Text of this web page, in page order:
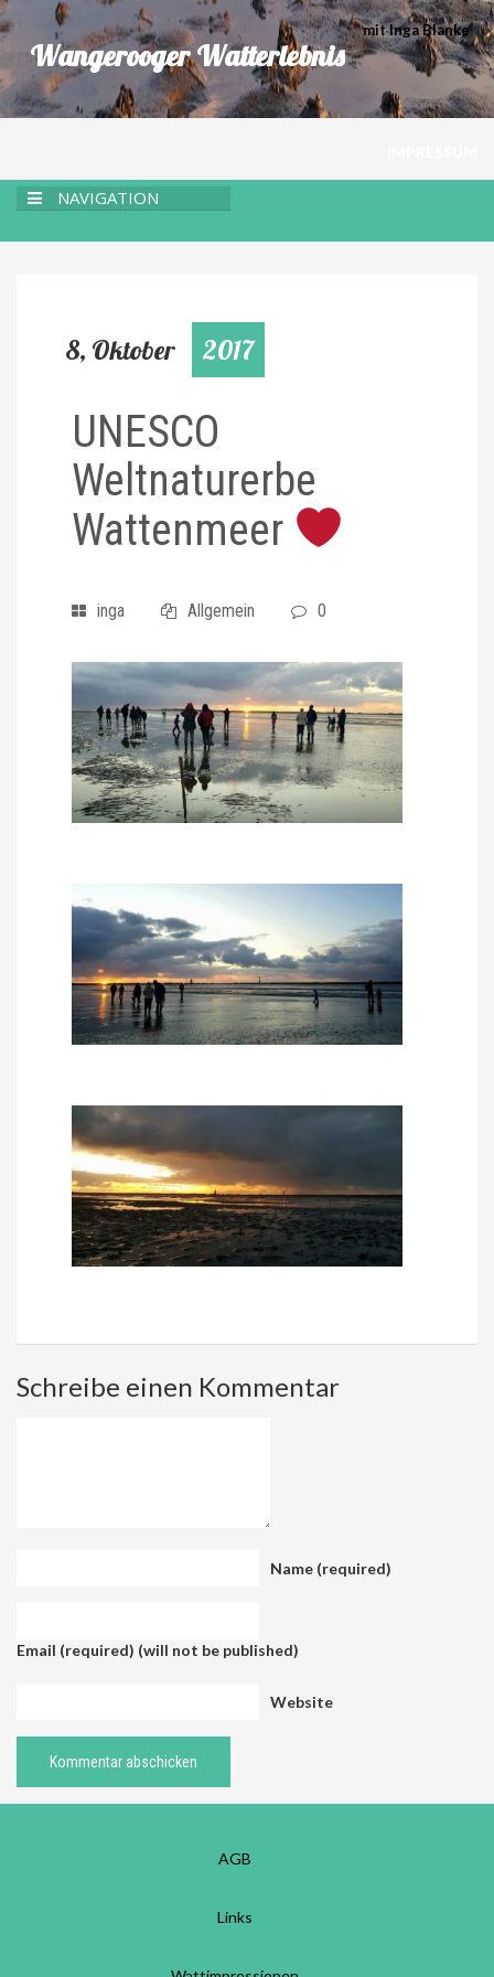
Wangerooger Watterlebnis
mit Inga Blanke
NAVIGATION
8, Oktober 2017
UNESCO
Weltnaturerbe
Wattenmeer
inga Allgemein 0
Schreibe einen Kommentar
Name (required)
Email (required) (will not be published)
Website
AGB
Links